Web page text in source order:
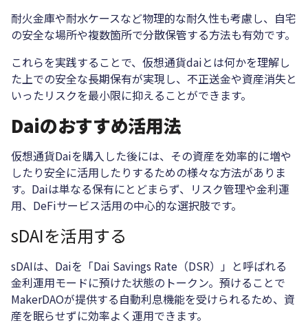
耐火金庫や耐水ケースなど物理的な耐久性も考慮し、自宅
の安全な場所や複数箇所で分散保管する方法も有効です。
これらを実践することで、仮想通貨daiとは何かを理解し
た上での安全な長期保有が実現し、不正送金や資産消失と
いったリスクを最小限に抑えることができます。
Daiのおすすめ活用法
仮想通貨Daiを購入した後には、その資産を効率的に増や
したり安全に活用したりするための様々な方法がありま
す。Daiは単なる保有にとどまらず、リスク管理や金利運
用、DeFiサービス活用の中心的な選択肢です。
sDAIを活用する
sDAIは、Daiを「Dai Savings Rate（DSR）」と呼ばれる
金利運用モードに預けた状態のトークン。預けることで
MakerDAOが提供する自動利息機能を受けられるため、資
産を眠らせずに効率よく運用できます。